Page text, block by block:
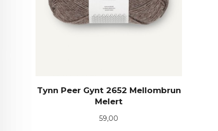
Tynn Peer Gynt 2652 Mellombrun
Melert
Pris
59,00